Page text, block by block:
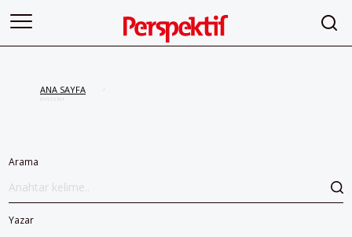
ANA SAYFA
evsizler
Arama
Yazar